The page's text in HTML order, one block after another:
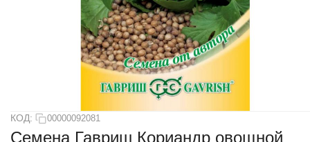
КОД: 00000092081
Семена Гавриш Кориандр овощной